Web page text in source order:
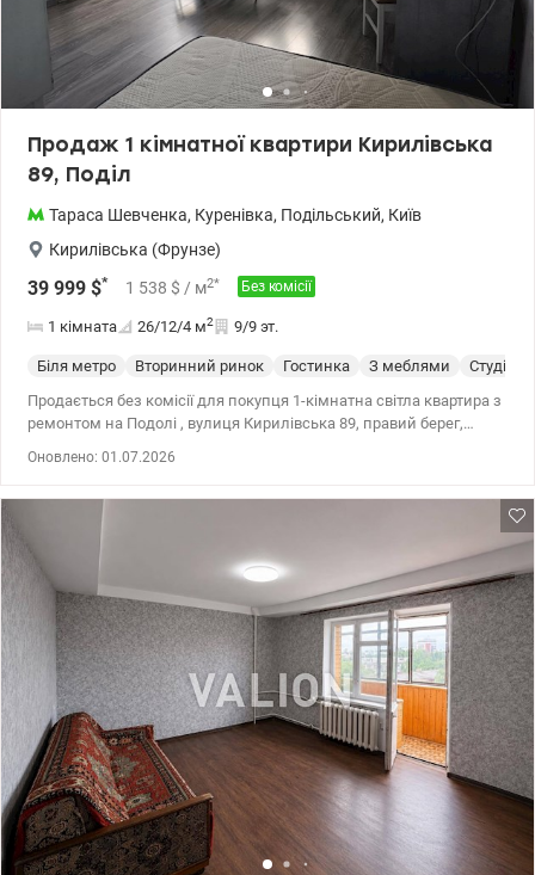
Продаж 1 кімнатної квартири Кирилівська
89, Поділ
Тараса Шевченка, Куренівка, Подільський, Київ
Кирилівська (Фрунзе)
39 999 $* 1 538 $ / м2* Без комісії
1 кімната 26/12/4 м2 9/9 эт.
Біля метро Вторинний ринок Гостинка З меблями Студія
Продається без комісії для покупця 1-кімнатна світла квартира з
ремонтом на Подолі , вулиця Кирилівська 89, правий берег,
4 кв.м. Формат квартири кухня-студія, сумісний санвузол в
заміною всіх комунікацій - заміна труб, заміна електропроводки.
Встановлено вікна МПО, бойлер, душова кабіна, лічильники
води, газу та електрики. Квартира обладнана всіма необхідними
меблями та технікою для комфортного життя. Залишається усе.
Зручна транспортна роз’язка – поруч за 10 хв їзди 4 станції
метро – Контрактова, Лукянівська, Тараса Шевченка та Почайна.
Біля будинку зупинка громадського транспорту. Поруч сквер,
стадіон Спартак, садочок магазин, супермаркет. Дзвоніть,
записуйтесь на перегляд. Вигідна пропозиція як для життя, так і
для орендного бізнесу. Ціна без комісії для покупця 39999у.о.,
067-781-47-77, 095-124-58-84 Ольга, Valion.ua/1147879
Оновлено: 01.07.2026